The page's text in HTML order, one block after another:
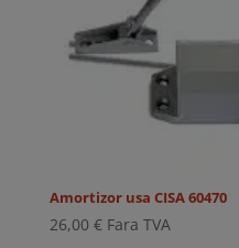
Amortizor usa CISA 60470
26,00 € Fara TVA